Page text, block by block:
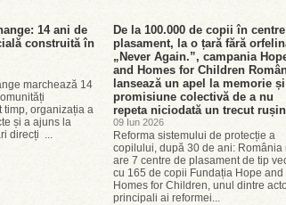
14 ani de
construită în
marchează 14
organizația a
și a ajuns la
direcți ...
De la 100.000 de copii în
plasament, la o țară fără
„Never Again.”, campania
and Homes for Children
lansează un apel la memorie
promisiune colectivă de a nu
repeta niciodată un trecut
09 Iun 2026
Reforma sistemului de protecție a
copilului, după 30 de ani: România
are 7 centre de plasament de tip
cu 165 de copii Fundația Hope and
Homes for Children, unul dintre
principali ai reformei...